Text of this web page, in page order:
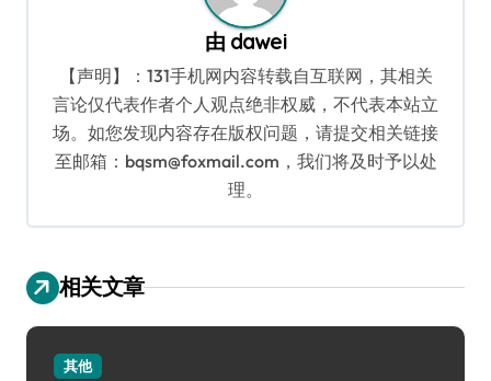
由 dawei
【声明】：131手机网内容转载自互联网，其相关
言论仅代表作者个人观点绝非权威，不代表本站立
场。如您发现内容存在版权问题，请提交相关链接
至邮箱：bqsm@foxmail.com，我们将及时予以处
理。
相关文章
其他